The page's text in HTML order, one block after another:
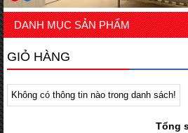
DANH MỤC SẢN PHẨM
GIỎ HÀNG
Không có thông tin nào trong danh sách!
Tổng